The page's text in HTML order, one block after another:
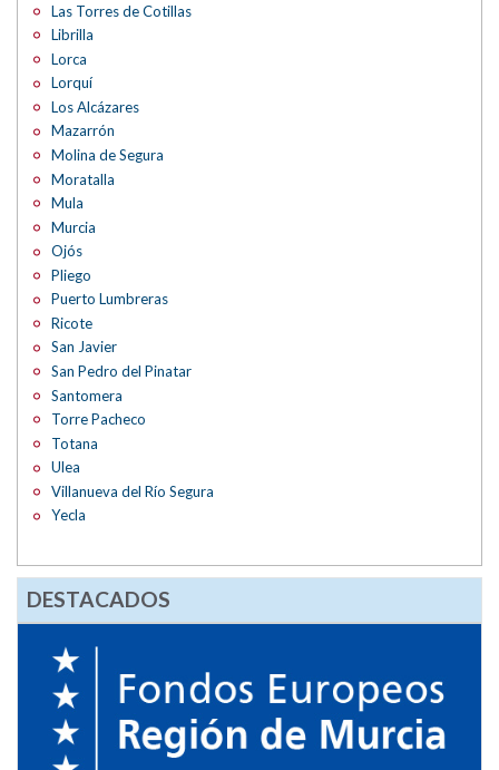
Las Torres de Cotillas
Librilla
Lorca
Lorquí
Los Alcázares
Mazarrón
Molina de Segura
Moratalla
Mula
Murcia
Ojós
Pliego
Puerto Lumbreras
Ricote
San Javier
San Pedro del Pinatar
Santomera
Torre Pacheco
Totana
Ulea
Villanueva del Río Segura
Yecla
DESTACADOS